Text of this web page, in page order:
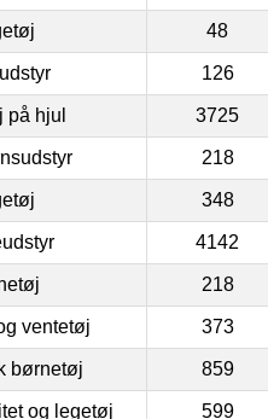
48
126
på hjul 3725
218
348
4142
218
ventetøj 373
børnetøj 859
og legetøj 599